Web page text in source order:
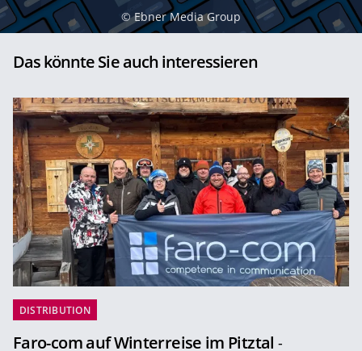
© Ebner Media Group
Das könnte Sie auch interessieren
DISTRIBUTION
Faro-com auf Winterreise im Pitztal -